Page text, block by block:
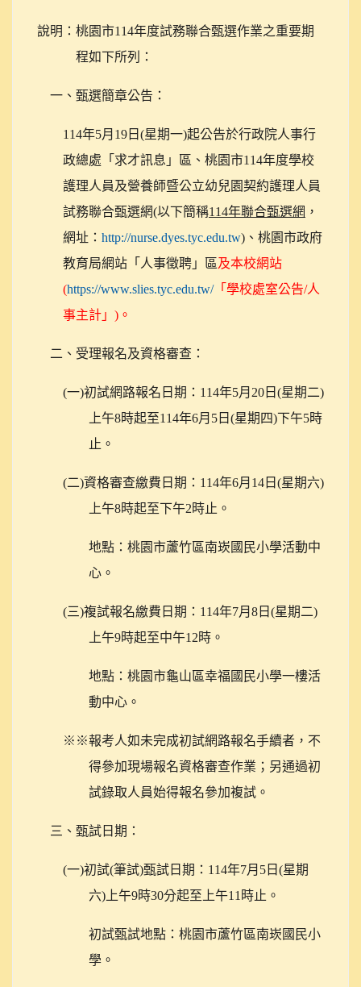
說明：桃園市114年度試務聯合甄選作業之重要期
程如下所列：
一、甄選簡章公告：
114年5月19日(星期一)起公告於行政院人事行
政總處「求才訊息」區、桃園市114年度學校
護理人員及營養師暨公立幼兒園契約護理人員
試務聯合甄選網(以下簡稱114年聯合甄選網 ，
網址： http://nurse.dyes.tyc.edu.tw)、桃園市政府
教育局網站「人事徵聘」區 及本校網站
(https://www.slies.tyc.edu.tw/「學校處室公告/人
事主計」)。
二、受理報名及資格審查：
(一)初試網路報名日期：114年5月20日(星期二)
上午8時起至114年6月5日(星期四)下午5時
止。
(二)資格審查繳費日期：114年6月14日(星期六)
上午8時起至下午2時止。
地點：桃園市蘆竹區南崁國民小學活動中
心。
(三)複試報名繳費日期：114年7月8日(星期二)
上午9時起至中午12時。
地點：桃園市龜山區幸福國民小學一樓活
動中心。
※※報考人如未完成初試網路報名手續者，不
得參加現場報名資格審查作業；另通過初
試錄取人員始得報名參加複試。
三、甄試日期：
(一)初試(筆試)甄試日期：114年7月5日(星期
六)上午9時30分起至上午11時止。
初試甄試地點：桃園市蘆竹區南崁國民小
學。